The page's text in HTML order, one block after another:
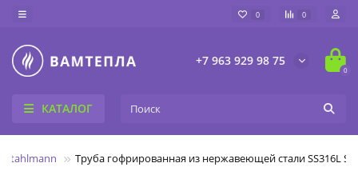
0 0
+7 963 929 98 75
0
КАТАЛОГ
Stahlmann Труба гофрированная из нержавеющей стали SS316L